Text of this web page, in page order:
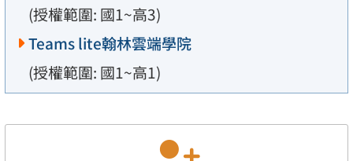
(授權範圍: 國1~高3)
Teams lite翰林雲端學院
(授權範圍: 國1~高1)